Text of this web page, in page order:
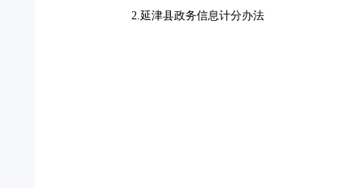
2.延津县政务信息计分办法